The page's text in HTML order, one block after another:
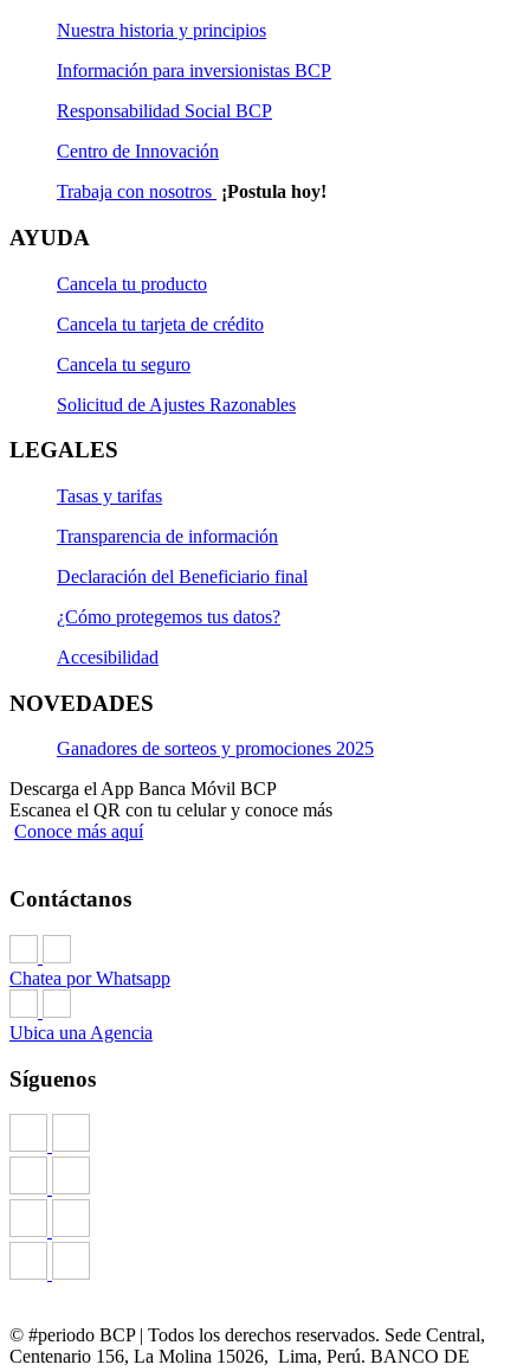
Nuestra historia y principios
Información para inversionistas BCP
Responsabilidad Social BCP
Centro de Innovación
Trabaja con nosotros ¡Postula hoy!
AYUDA
Cancela tu producto
Cancela tu tarjeta de crédito
Cancela tu seguro
Solicitud de Ajustes Razonables
LEGALES
Tasas y tarifas
Transparencia de información
Declaración del Beneficiario final
¿Cómo protegemos tus datos?
Accesibilidad
NOVEDADES
Ganadores de sorteos y promociones 2025
Descarga el App Banca Móvil BCP
Escanea el QR con tu celular y conoce más
Conoce más aquí
Contáctanos
Chatea por Whatsapp
Ubica una Agencia
Síguenos
© #periodo BCP | Todos los derechos reservados. Sede Central,
Centenario 156, La Molina 15026, Lima, Perú. BANCO DE